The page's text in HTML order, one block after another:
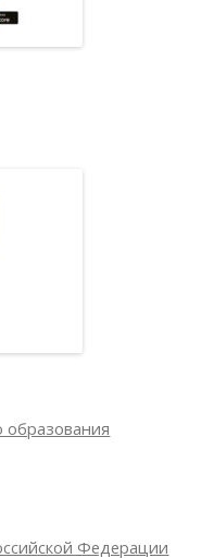
образования
Федерации